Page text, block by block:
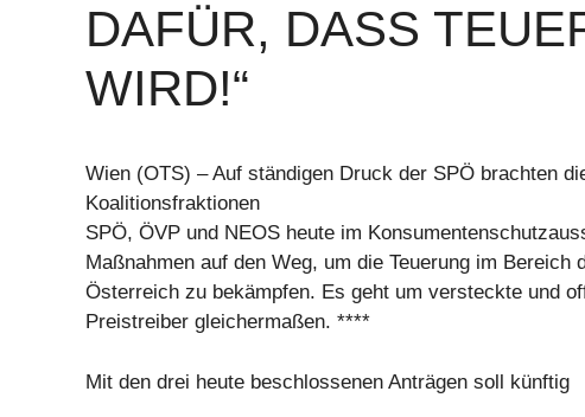
DAFÜR, DASS
WIRD!“
Wien (OTS) – Auf ständigen Druck der SPÖ brachten
Koalitionsfraktionen
SPÖ, ÖVP und NEOS heute im
Maßnahmen auf den Weg, um die Teuerung im Bereich
Österreich zu bekämpfen. Es geht um versteckte und
Preistreiber gleichermaßen. ****
Mit den drei heute beschlossenen Anträgen soll künftig